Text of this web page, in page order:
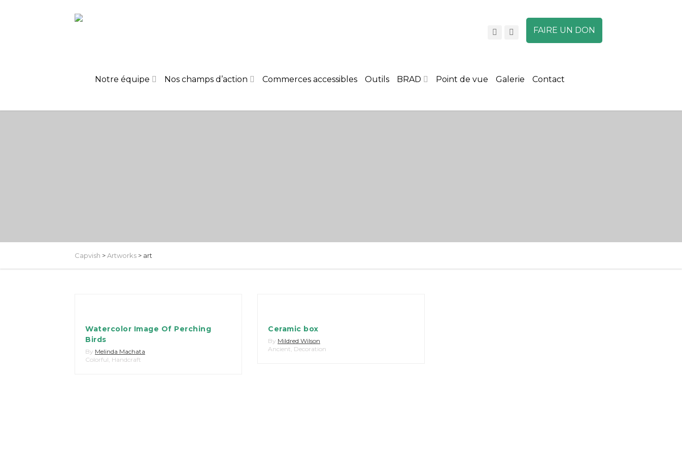
FAIRE UN DON
Notre équipe Nos champs d’action Commerces accessibles Outils BRAD Point de vue Galerie Contact
Capvish >Artworks > art
Watercolor Image Of Perching
Birds
By Melinda Machata
Colorful, Handcraft
Ceramic box
By Mildred Wilson
Ancient, Decoration